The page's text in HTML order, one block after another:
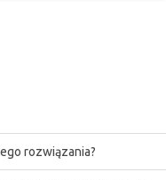
rozwiązania?